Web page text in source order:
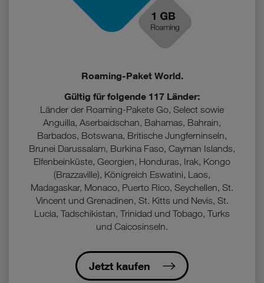
Roaming-Paket World.
Gültig für folgende 117 Länder:
Länder der Roaming-Pakete Go, Select sowie
Anguilla, Aserbaidschan, Bahamas, Bahrain,
Barbados, Botswana, Britische Jungferninseln,
Brunei Darussalam, Burkina Faso, Cayman Islands,
Elfenbeinküste, Georgien, Honduras, Irak, Kongo
(Brazzaville), Königreich Eswatini, Laos,
Madagaskar, Monaco, Puerto Rico, Seychellen, St.
Vincent und Grenadinen, St. Kitts und Nevis, St.
Lucia, Tadschikistan, Trinidad und Tobago, Turks
und Caicosinseln.
Jetzt kaufen